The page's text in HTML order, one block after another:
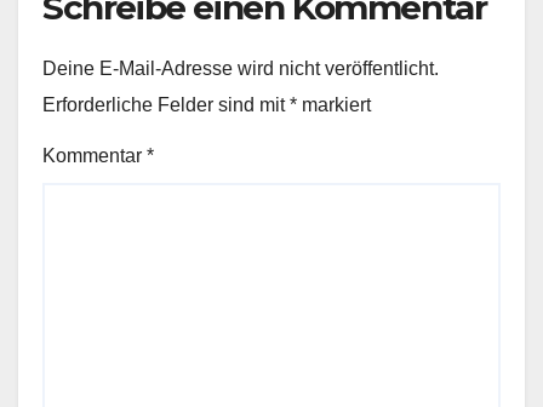
Deine E-Mail-Adresse wird nicht veröffentlicht.
Erforderliche Felder sind mit* markiert
Kommentar *